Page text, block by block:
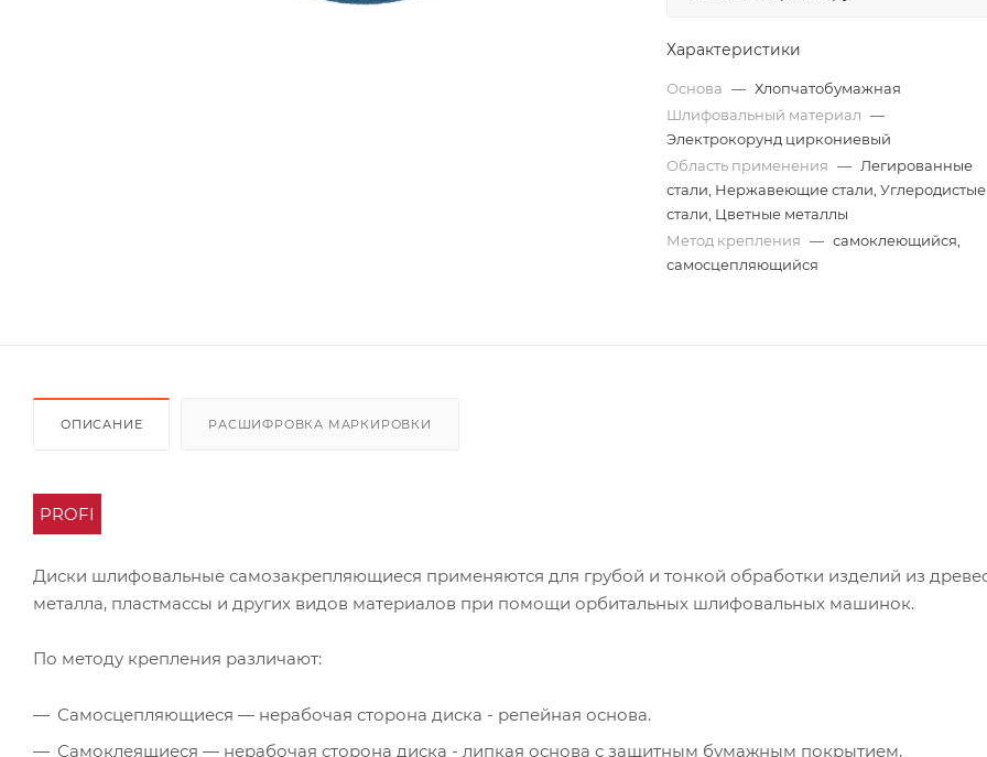
Характеристики
Основа — Хлопчатобумажная
Шлифовальный материал —
Электрокорунд циркониевый
Область применения — Легированные
стали, Нержавеющие стали, Углеродистые
стали, Цветные металлы
Метод крепления — самоклеющийся,
самосцепляющийся
ОПИСАНИЕ РАСШИФРОВКА МАРКИРОВКИ
PROFI
Диски шлифовальные самозакрепляющиеся применяются для грубой и тонкой обработки изделий из
металла, пластмассы и других видов материалов при помощи орбитальных шлифовальных машинок.
По методу крепления различают:
Самосцепляющиеся — нерабочая сторона диска - репейная основа.
Самоклеящиеся — нерабочая сторона диска - липкая основа с защитным бумажным покрытием.